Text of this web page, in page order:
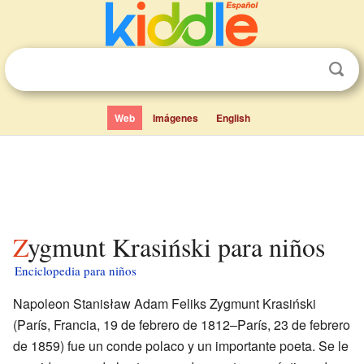
Web Imágenes English
Zygmunt Krasiński para niños
Enciclopedia para niños
Napoleon Stanisław Adam Feliks Zygmunt Krasiński
(París, Francia, 19 de febrero de 1812–París, 23 de febrero
de 1859) fue un conde polaco y un importante poeta. Se le